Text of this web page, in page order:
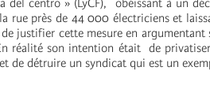
del centro » (LyCF), obéissant à un
rue près de 44 000 électriciens et
justifier cette mesure en argumentant
réalité son intention était de
de détruire un syndicat qui est un